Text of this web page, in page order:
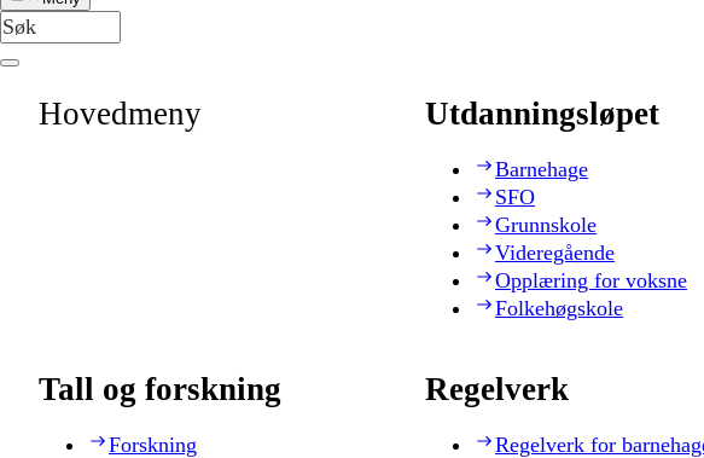
Hovedmeny Utdanningsløpet
Barnehage
SFO
Grunnskole
Videregående
Opplæring for voksne
Folkehøgskole
Tall og forskning
Forskning
Regelverk
Regelverk for